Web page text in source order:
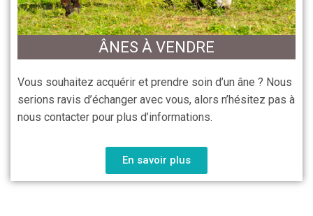
ÂNES À VENDRE
Vous souhaitez acquérir et prendre soin d’un âne ? Nous
serions ravis d’échanger avec vous, alors n’hésitez pas à
nous contacter pour plus d’informations.
En savoir plus